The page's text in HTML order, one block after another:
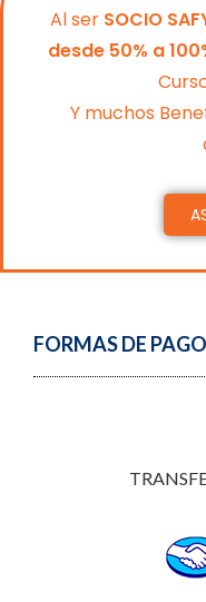
Al ser SOCIO
desde 50% a
Y muchos
FORMAS DE PAGO